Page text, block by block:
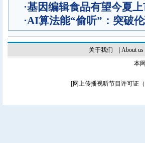
·基因编辑食品有望今夏
·AI算法能“偷听”：突破
关于我们 About us
本
[网上传播视听节目许可证（